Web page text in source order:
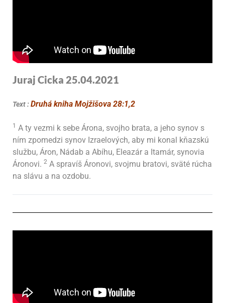
Juraj Cicka 25.04.2021
Text :Druhá kniha Mojžišova 28:1,2
1 A ty vezmi k sebe Árona, svojho brata, a jeho synov s
ním zpomedzi synov Izraelových, aby mi konal kňazskú
službu, Áron, Nádab a Abíhu, Eleazár a Itamár, synovia
Áronovi. 2 A spravíš Áronovi, svojmu bratovi, sväté rúcha
na slávu a na ozdobu.